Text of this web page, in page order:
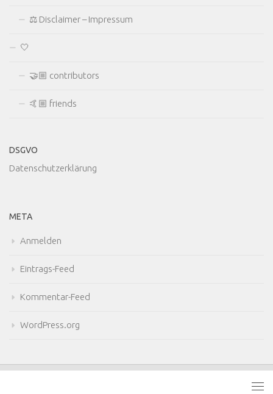
⚖ Disclaimer – Impressum
🤍
🤝🏼 contributors
🤙🏼 friends
DSGVO
Datenschutzerklärung
META
Anmelden
Eintrags-Feed
Kommentar-Feed
WordPress.org